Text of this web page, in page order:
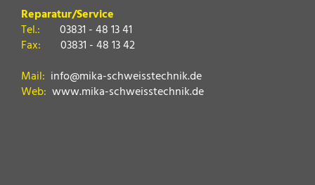
Reparatur/Service
Tel.: 03831 - 48 13 41
Fax: 03831 - 48 13 42
Mail: info@mika-schweisstechnik.de
Web: www.mika-schweisstechnik.de